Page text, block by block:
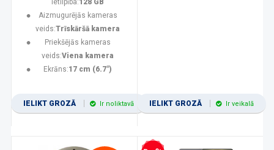
ietilpība:128 GB
Aizmugurējās kameras
veids:Trīskāršā kamera
Priekšējās kameras
veids:Viena kamera
Ekrāns:17 cm (6.7")
IELIKT GROZĀ Ir noliktavā IELIKT GROZĀ Ir veikalā